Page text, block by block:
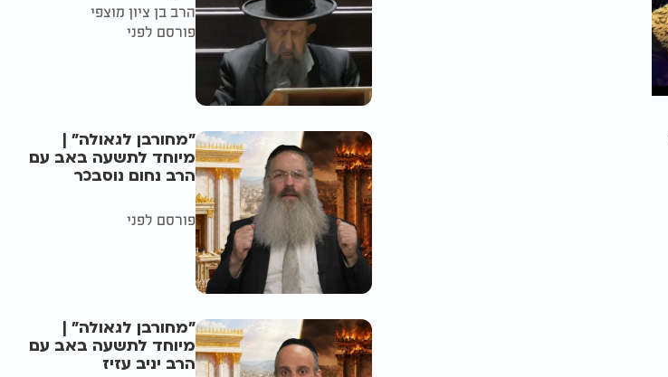
הרב בן ציון מוצפי
פורסם לפני
"מחורבן לגאולה" |
מיוחד לתשעה באב עם
הרב נחום נוסבכר
פורסם לפני
"מחורבן לגאולה" |
מיוחד לתשעה באב עם
הרב יניב עזיז